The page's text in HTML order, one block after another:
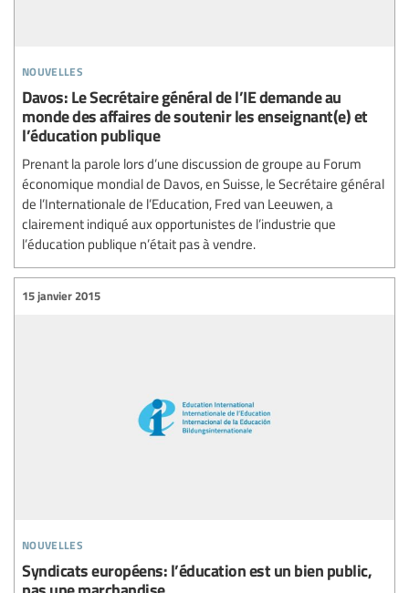
nouvelles
Davos: Le Secrétaire général de l’IE demande au
monde des affaires de soutenir les enseignant(e) et
l’éducation publique
Prenant la parole lors d’une discussion de groupe au Forum
économique mondial de Davos, en Suisse, le Secrétaire général
de l’Internationale de l’Education, Fred van Leeuwen, a
clairement indiqué aux opportunistes de l’industrie que
l’éducation publique n’était pas à vendre.
nouvelles
15 janvier 2015
Syndicats européens: l’éducation est un bien public,